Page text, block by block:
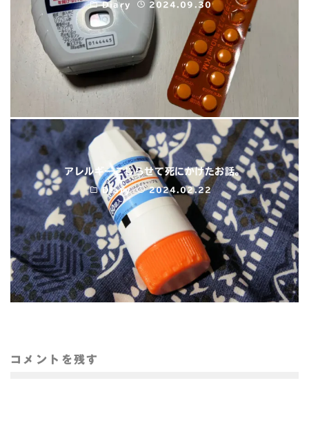
Diary 2024.09.30
アレルギーこじらせて死にかけたお話。
Diary 2024.02.22
コメントを残す